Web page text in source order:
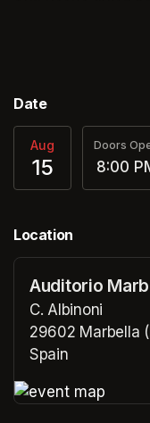
Date
Aug
15
Doors
8:00
Location
Auditorio
C. Albinoni
29602 Marbella
Spain